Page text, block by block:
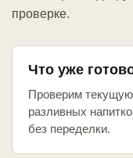
проверке.
Что уже
Проверим
разливных
без переделки.